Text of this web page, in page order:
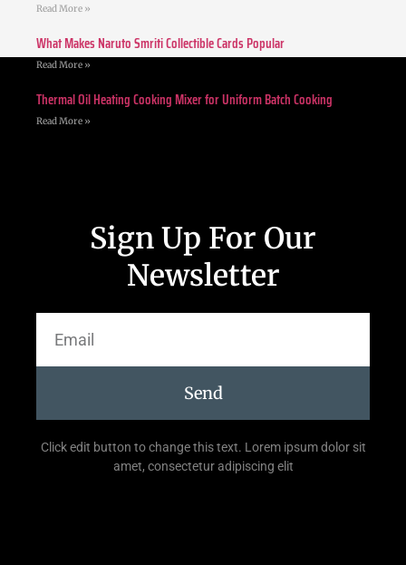
Read More »
What Makes Naruto Smriti Collectible Cards Popular
Read More »
Thermal Oil Heating Cooking Mixer for Uniform Batch Cooking
Read More »
Sign Up For Our
Newsletter
Send
Click edit button to change this text. Lorem ipsum dolor sit
amet, consectetur adipiscing elit